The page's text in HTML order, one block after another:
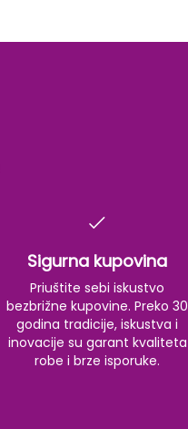
Sigurna kupovina
Priuštite sebi iskustvo
bezbrižne kupovine. Preko 30
godina tradicije, iskustva i
inovacije su garant kvaliteta
robe i brze isporuke.